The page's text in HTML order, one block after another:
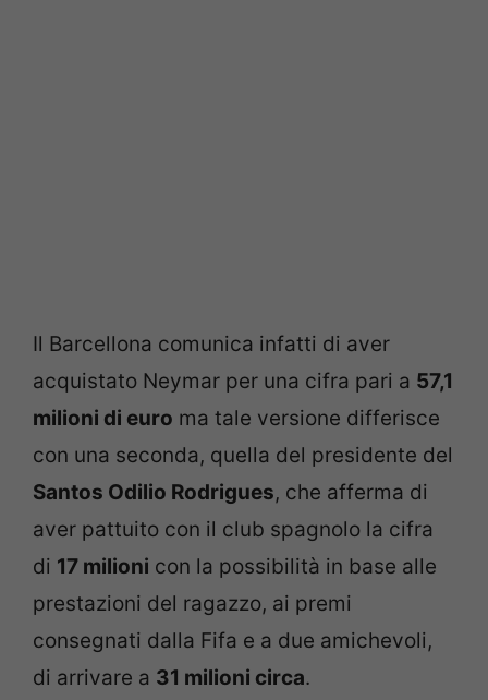
Il Barcellona comunica infatti di aver
acquistato Neymar per una cifra pari a 57,1
milioni di euro ma tale versione differisce
con una seconda, quella del presidente del
Santos Odilio Rodrigues, che afferma di
aver pattuito con il club spagnolo la cifra
di 17 milioni con la possibilità in base alle
prestazioni del ragazzo, ai premi
consegnati dalla Fifa e a due amichevoli,
di arrivare a 31 milioni circa.